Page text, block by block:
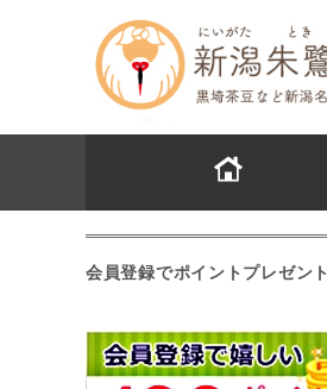
会員登録でポイントプレゼント